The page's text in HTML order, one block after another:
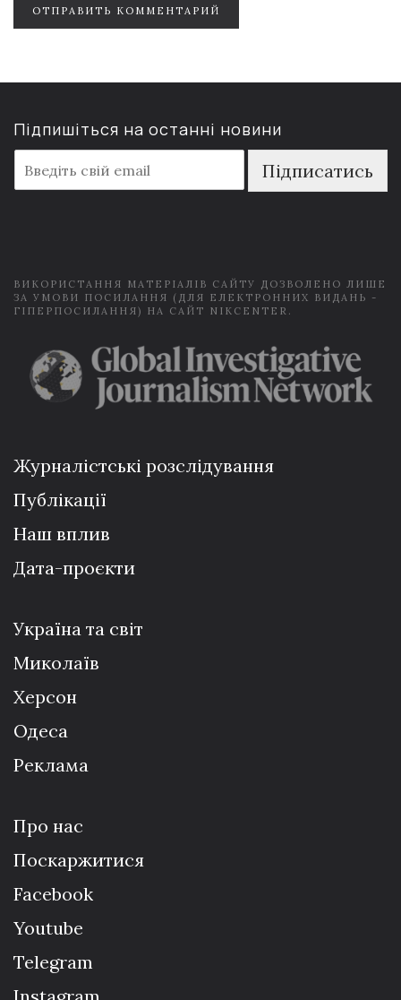
ОТПРАВИТЬ КОММЕНТАРИЙ
Підпишіться на останні новини
m
a
Підписатись
ВИКОРИСТАННЯ МАТЕРІАЛІВ САЙТУ ДОЗВОЛЕНО ЛИШЕ
ЗА УМОВИ ПОСИЛАННЯ (ДЛЯ ЕЛЕКТРОННИХ ВИДАНЬ -
ГІПЕРПОСИЛАННЯ) НА САЙТ NIKCENTER.
Журналістські розслідування
Публікації
Наш вплив
Дата-проєкти
Україна та світ
Миколаїв
Херсон
Одеса
Реклама
Про нас
Поскаржитися
Facebook
Youtube
Telegram